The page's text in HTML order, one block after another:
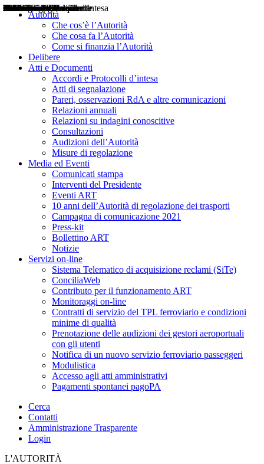
Autorità
Che cos’è l’Autorità
Che cosa fa l’Autorità
Come si finanzia l’Autorità
Delibere
Atti e Documenti
Accordi e Protocolli d’intesa
Atti di segnalazione
Pareri, osservazioni RdA e altre comunicazioni
Relazioni annuali
Relazioni su indagini conoscitive
Consultazioni
Audizioni dell’Autorità
Misure di regolazione
Media ed Eventi
Comunicati stampa
Interventi del Presidente
Eventi ART
10 anni dell’Autorità di regolazione dei trasporti
Campagna di comunicazione 2021
Press-kit
Bollettino ART
Notizie
Servizi on-line
Sistema Telematico di acquisizione reclami (SiTe)
ConciliaWeb
Contributo per il funzionamento ART
Monitoraggi on-line
Contratti di servizio del TPL ferroviario e condizioni
minime di qualità
Prenotazione delle audizioni dei gestori aeroportuali
con gli utenti
Notifica di un nuovo servizio ferroviario passeggeri
Modulistica
Accesso agli atti amministrativi
Pagamenti spontanei pagoPA
Cerca
Contatti
Amministrazione Trasparente
Login
L'AUTORITÀ
Delibere
Pareri
Consultazioni
Audizioni
Atti di Segnalazione
Accordi e Protocolli d'Intesa
Relazioni annuali
Misure di regolazione
Notizie
Comunicati Stampa
Bollettini ART
Convegni ART
Interviste del Presidente
Articoli in primo piano
Interventi del Presidente
2004
2005
2010
2013
2014
2015
2016
2017
2018
2019
202
2020
2021
2022
2023
2024
2025
2026
Aereo
Marittimo
Terrestre